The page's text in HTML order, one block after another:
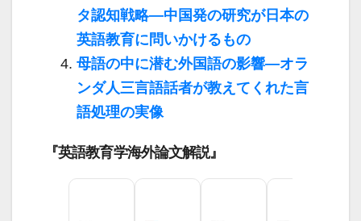
タ認知戦略―中国発の研究が日本の
英語教育に問いかけるもの
母語の中に潜む外国語の影響―オラ
ンダ人三言語話者が教えてくれた言
語処理の実像
『英語教育学海外論文解説』